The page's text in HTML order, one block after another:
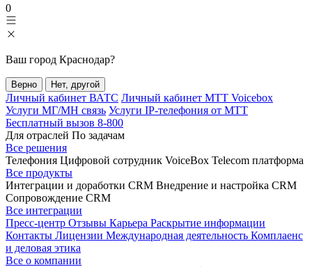
0
Ваш город Краснодар?
Верно Нет, другой
Личный кабинет ВАТС Личный кабинет МТТ Voicebox
Услуги МГ/МН связь Услуги IP-телефония от МТТ
Бесплатный вызов 8-800
Для отраслей По задачам
Все решения
Телефония Цифровой сотрудник VoiceBox Telecom платформа
Все продукты
Интеграции и доработки CRM Внедрение и настройка CRM
Сопровождение CRM
Все интеграции
Пресс-центр Отзывы Карьера Раскрытие информации
Контакты Лицензии Международная деятельность Комплаенс
и деловая этика
Все о компании